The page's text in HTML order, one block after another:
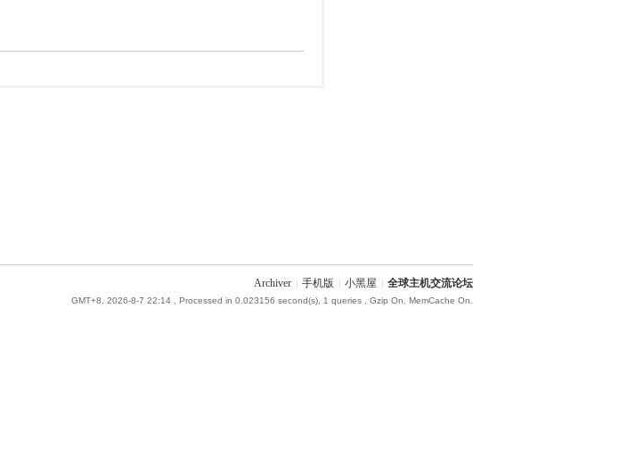
Archiver 手机版 小黑屋 全球主机交流论坛
GMT+8, 2026-8-7 22:14 , Processed in 0.023156 second(s), 1 queries , Gzip On, MemCache On.